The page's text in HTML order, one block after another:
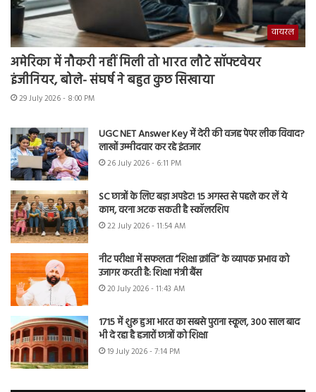
वायरल
अमेरिका में नौकरी नहीं मिली तो भारत लौटे सॉफ्टवेयर
इंजीनियर, बोले- संघर्ष ने बहुत कुछ सिखाया
29 July 2026 - 8:00 PM
UGC NET Answer Key में देरी की वजह पेपर लीक विवाद?
लाखों उम्मीदवार कर रहे इंतजार
26 July 2026 - 6:11 PM
SC छात्रों के लिए बड़ा अपडेट! 15 अगस्त से पहले कर लें ये
काम, वरना अटक सकती है स्कॉलरशिप
22 July 2026 - 11:54 AM
नीट परीक्षा में सफलता “शिक्षा क्रांति” के व्यापक प्रभाव को
उजागर करती है: शिक्षा मंत्री बैंस
20 July 2026 - 11:43 AM
1715 में शुरू हुआ भारत का सबसे पुराना स्कूल, 300 साल बाद
भी दे रहा है हजारों छात्रों को शिक्षा
19 July 2026 - 7:14 PM